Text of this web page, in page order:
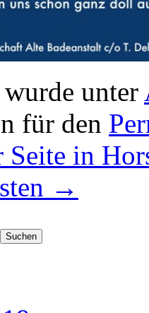
unter
für den
Seite in
→